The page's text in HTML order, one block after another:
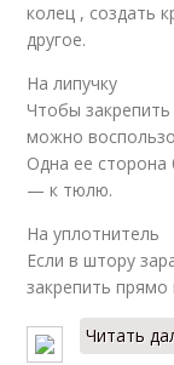
колец , создать
другое.
На липучку
Чтобы
можно
Одна ее сторона
— к тюлю.
На уплотнитель
Если в штору
закрепить
Читать